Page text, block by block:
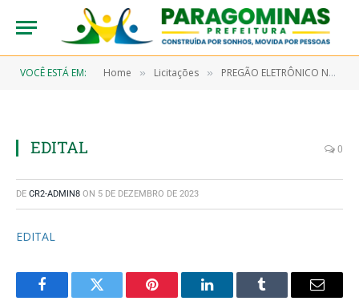
VOCÊ ESTÁ EM: Home » Licitações » PREGÃO ELETRÔNICO N° 9/2023-00019 (CONTRATAÇÃO DE EMPRESA PARA PRESTAÇÃO DE SERVIÇOS CONTINUADOS DE MÃO DE OBRA DO TIPO ABORRACHEIRO E LAVADOR, OBJETIVANDO ATENDER OS SERVIÇOS ESSENCIAIS DESENVOLVIDOS PELA SECRETARIA MUNICIPAL DE INFRAESTRUTURA – SEMINFRA)
EDITAL 0
DE CR2-ADMIN8 ON 5 DE DEZEMBRO DE 2023
EDITAL
FacebookTwitter Pinterest LinkedInTumblr Email